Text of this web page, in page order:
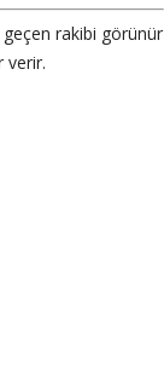
geçen rakibi görünür
verir.